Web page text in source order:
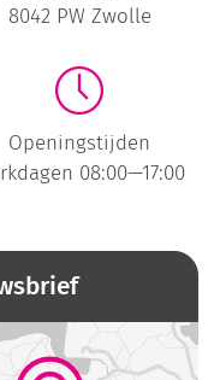
8042 PW Zwolle
Openingstijden
08:00—17:00